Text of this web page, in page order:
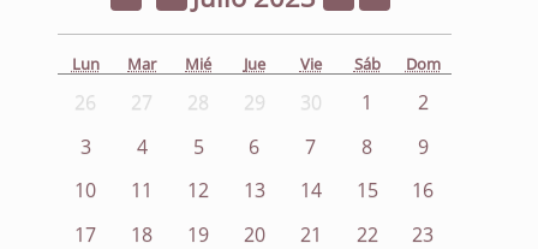
Lun Mar Mié Jue Vie Sáb Dom
26 27 28 29 30 1
2
3
4 5 6 7 8
9
10
11 12 13 14 15
16
17
18 19 20 21 22
23